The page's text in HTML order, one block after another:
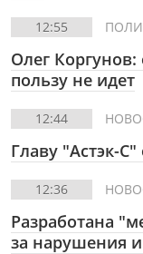
12:55
Олег
пользу не идет
12:44
Главу "Астэк-
12:36
Разработана
за нарушения